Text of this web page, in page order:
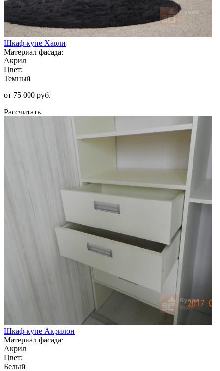
Шкаф-купе Харли
Материал фасада:
Акрил
Цвет:
Темный
от 75 000 руб.
Рассчитать
Шкаф-купе Акрилон
Материал фасада:
Акрил
Цвет:
Белый